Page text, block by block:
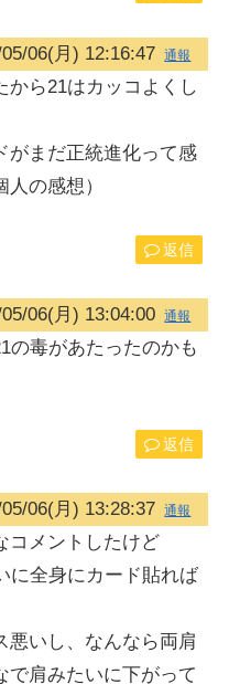
06(月) 12:16:47 通報
から21はカッコよくし
がまだ正統進化って感
の感想）
返信
06(月) 13:04:00 通報
の毒があたったのかも
返信
06(月) 13:28:37 通報
コメントしたけど
に全身にカード貼れば
悪いし、なんなら両肩
で肩みたいに下がって